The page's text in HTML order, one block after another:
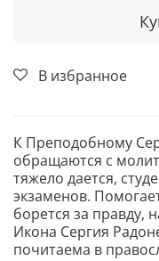
В избранное
К Преподобному
обращаются с
тяжело дается,
экзаменов.
борется за правду,
Икона Сергия
почитаема в